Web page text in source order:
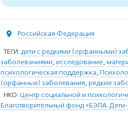
Российская Федерация
ТЕГИ: дети с редкими (орфанными)
заболеваниями, исследование,
психологическая поддержка,
(орфанные) заболевания, редкие
НКО: Центр социальной и
Благотворительный фонд «БЭЛА.